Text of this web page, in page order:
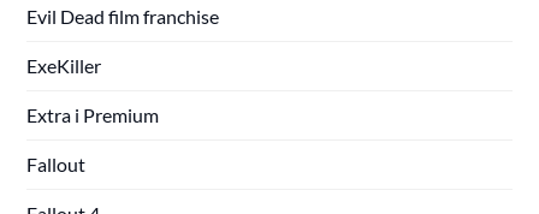
Evil Dead film franchise
ExeKiller
Extra i Premium
Fallout